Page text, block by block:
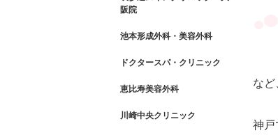
な
神
阪院
池本形成外科・美容外科
ドクタースパ・クリニック
恵比寿美容外科
川崎中央クリニック